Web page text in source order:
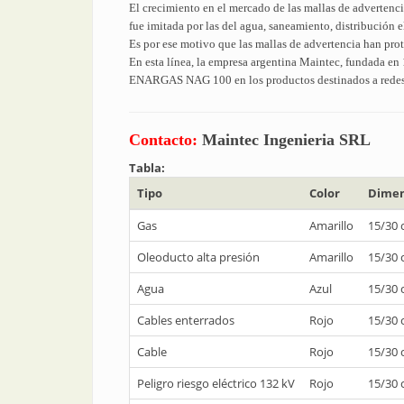
El crecimiento en el mercado de las mallas de
fue imitada por las del agua, saneamiento, distribución
Es por ese motivo que las mallas de advertencia han
En esta línea, la empresa argentina Maintec, fundada
ENARGAS NAG 100 en los productos destinados a
Contacto: Maintec Ingenieria SRL
Tabla:
Tipo
Color
Gas
Amarillo
15/30
Oleoducto alta presión
Amarillo
15/30
Agua
Azul
15/30
Cables enterrados
Rojo
15/30
Cable
Rojo
15/30
Peligro riesgo eléctrico 132 kV
Rojo 15/30